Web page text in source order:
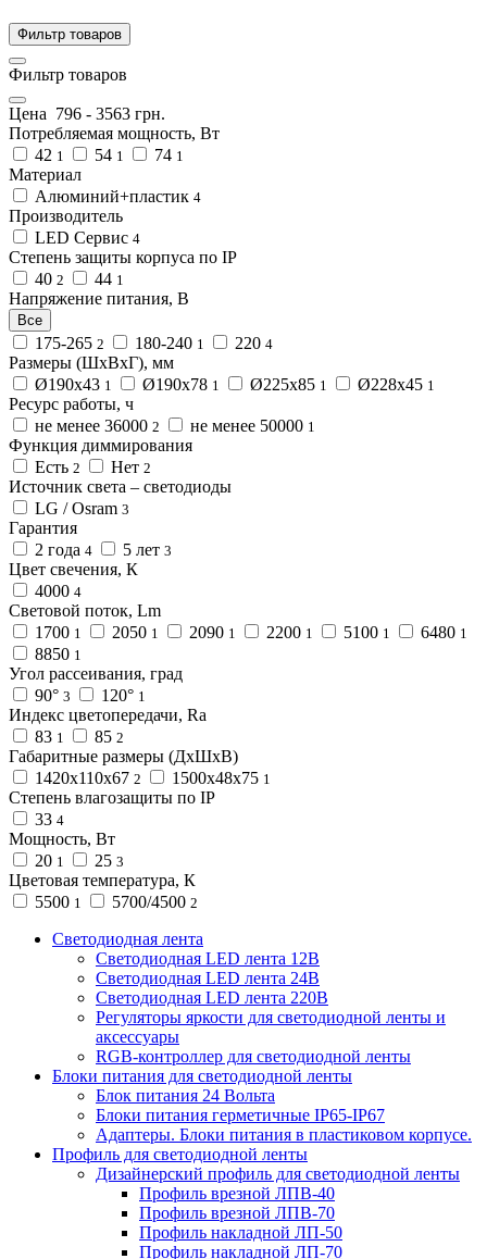
Фильтр товаров
Фильтр товаров
Цена 796 - 3563 грн.
Потребляемая мощность, Вт
42 1 54 1 74 1
Материал
Алюминий+пластик 4
Производитель
LED Сервис 4
Степень защиты корпуса по IP
40 2 44 1
Напряжение питания, В
Все
175-265 2 180-240 1 220 4
Размеры (ШхВхГ), мм
Ø190х43 1 Ø190х78 1 Ø225х85 1 Ø228х45 1
Ресурс работы, ч
не менее 36000 2 не менее 50000 1
Функция диммирования
Есть 2 Нет 2
Источник света – светодиоды
LG / Osram 3
Гарантия
2 года 4 5 лет 3
Цвет свечения, К
4000 4
Световой поток, Lm
1700 1 2050 1 2090 1 2200 1 5100 1 6480 1
8850 1
Угол рассеивания, град
90° 3 120° 1
Индекс цветопередачи, Ra
83 1 85 2
Габаритные размеры (ДхШхВ)
1420х110х67 2 1500х48х75 1
Степень влагозащиты по IP
33 4
Мощность, Вт
20 1 25 3
Цветовая температура, К
5500 1 5700/4500 2
Светодиодная лента
Светодиодная LED лента 12В
Светодиодная LED лента 24В
Светодиодная LED лента 220В
Регуляторы яркости для светодиодной ленты и
аксессуары
RGB-контроллер для светодиодной ленты
Блоки питания для светодиодной ленты
Блок питания 24 Вольта
Блоки питания герметичные IP65-IP67
Адаптеры. Блоки питания в пластиковом корпусе.
Профиль для светодиодной ленты
Дизайнерский профиль для светодиодной ленты
Профиль врезной ЛПВ-40
Профиль врезной ЛПВ-70
Профиль накладной ЛП-50
Профиль накладной ЛП-70